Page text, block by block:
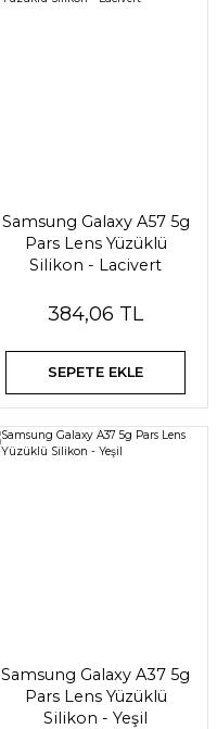
Samsung Galaxy A57 5g
Pars Lens Yüzüklü
Silikon - Lacivert
384,06 TL
SEPETE EKLE
Samsung Galaxy A37 5g
Pars Lens Yüzüklü
Silikon - Yeşil